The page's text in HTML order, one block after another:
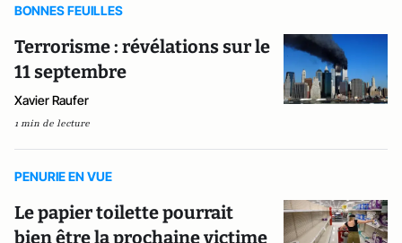
BONNES FEUILLES
Terrorisme : révélations sur le
11 septembre
Xavier Raufer
1 min de lecture
PENURIE EN VUE
Le papier toilette pourrait
bien être la prochaine victime